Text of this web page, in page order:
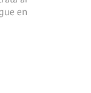
en